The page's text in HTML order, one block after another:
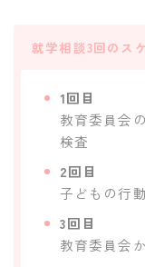
就学相談3回のス
1回目
教育委員会
検査
2回目
子どもの行
3回目
教育委員会